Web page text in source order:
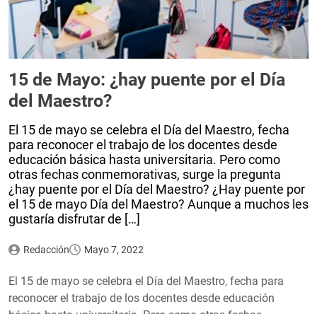
15 de Mayo: ¿hay puente por el Día
del Maestro?
El 15 de mayo se celebra el Día del Maestro, fecha
para reconocer el trabajo de los docentes desde
educación básica hasta universitaria. Pero como
otras fechas conmemorativas, surge la pregunta
¿hay puente por el Día del Maestro? ¿Hay puente por
el 15 de mayo Día del Maestro? Aunque a muchos les
gustaría disfrutar de […]
Redacción Mayo 7, 2022
El 15 de mayo se celebra el Día del Maestro, fecha para
reconocer el trabajo de los docentes desde educación